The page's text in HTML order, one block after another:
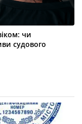
чи
судового